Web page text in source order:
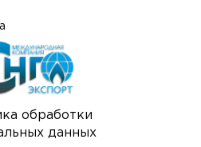
обработки
данных